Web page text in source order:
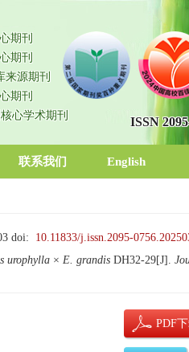
期刊
期刊
来源期刊
期刊
心学术期刊
ISSN
联系我们 English
doi: 10.11833/j.issn.2095-
urophylla × E. grandis DH32-29[J].
PDF